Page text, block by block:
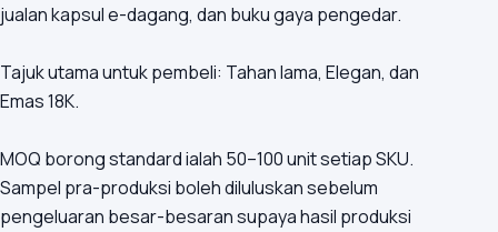
jualan kapsul e-dagang, dan buku gaya pengedar.
Tajuk utama untuk pembeli: Tahan lama, Elegan, dan
Emas 18K.
MOQ borong standard ialah 50–100 unit setiap SKU.
Sampel pra-produksi boleh diluluskan sebelum
pengeluaran besar-besaran supaya hasil produksi